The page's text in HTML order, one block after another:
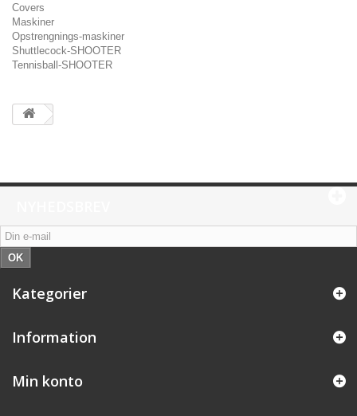
Covers
Maskiner
Opstrengnings-maskiner
Shuttlecock-SHOOTER
Tennisball-SHOOTER
OK
Kategorier
Information
Min konto